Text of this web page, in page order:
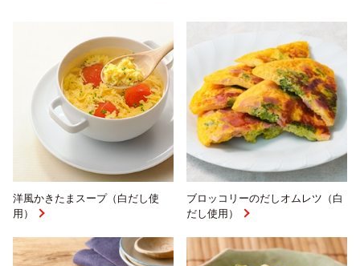
洋風かきたまスープ（白だし使
用）
ブロッコリーのだしオムレツ（白
だし使用）